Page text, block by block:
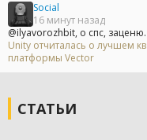
Social
16 минут назад
@ilyavorozhbit, о спс,
Unity отчиталась о лучшем
платформы Vector
СТАТЬИ